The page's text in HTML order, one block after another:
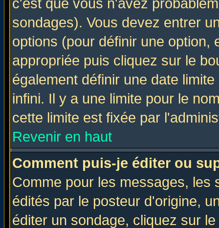
c'est que vous n'avez
sondages). Vous devez entrer
options (pour définir une option,
appropriée puis cliquez sur le
également définir une date
infini. Il y a une limite pour le
cette limite est fixée par
Revenir en haut
Comment puis-je éditer ou
Comme pour les messages, les
édités par le posteur d'origine,
éditer un sondage, cliquez sur